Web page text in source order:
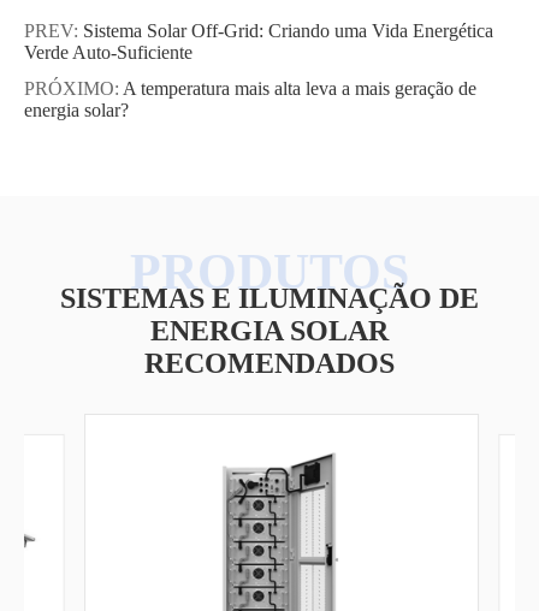
PREV: Sistema Solar Off-Grid: Criando uma Vida Energética
Verde Auto-Suficiente
PRÓXIMO: A temperatura mais alta leva a mais geração de
energia solar?
SISTEMAS E ILUMINAÇÃO DE
ENERGIA SOLAR
RECOMENDADOS